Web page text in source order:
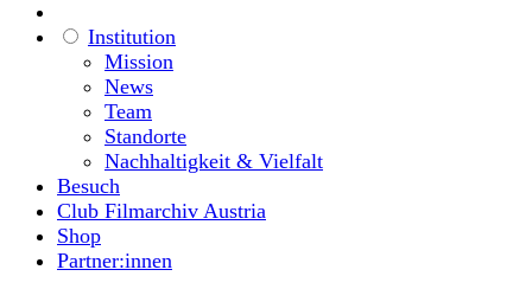
Institution
Mission
News
Team
Standorte
Nachhaltigkeit & Vielfalt
Besuch
Club Filmarchiv Austria
Shop
Partner:innen